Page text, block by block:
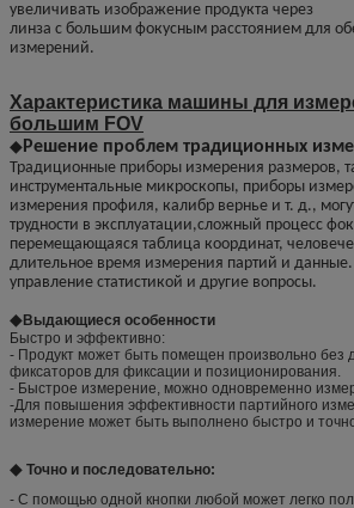
увеличивать изображение продукта через
линза с большим фокусным расстоянием для
измерений.
Характеристика машины для
большим FOV
◆ Решение проблем традиционных
Традиционные приборы измерения размеров,
инструментальные микроскопы, приборы
измерения профиля, калибр вернье и т. д.,
трудности в эксплуатации,сложный процесс
перемещающаяся таблица координат,
длительное время измерения партий и данные.
управление статистикой и другие вопросы.
◆Выдающиеся особенности
Быстро и эффективно:
- Продукт может быть помещен произвольно без
фиксаторов для фиксации и позиционирования.
- Быстрое измерение, можно одновременно
-Для повышения эффективности партийного
измерение может быть выполнено быстро и
◆ Точно и последовательно:
- С помощью одной кнопки любой может легко